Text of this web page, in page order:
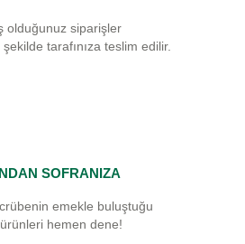
olduğunuz siparişler
şekilde tarafınıza teslim edilir.
SOFRANIZA
emekle buluştuğu
hemen dene!